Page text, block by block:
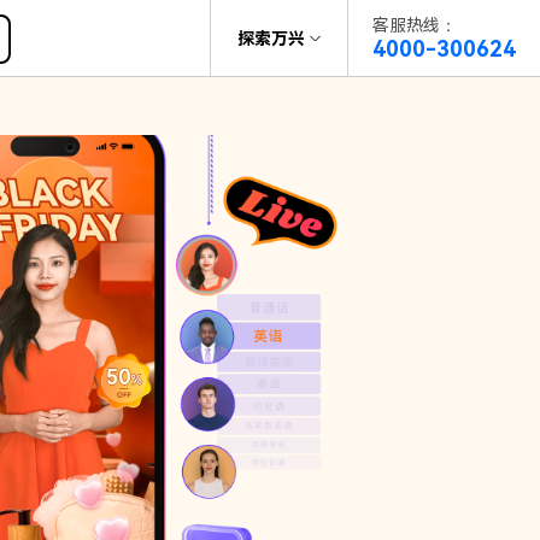
探索万兴
客服热线：
4000-300624
案
政企服务
关于万兴
新闻中心
加入我们
帮助中心